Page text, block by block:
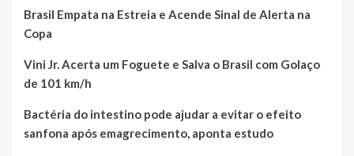
Brasil Empata na Estreia e Acende Sinal de Alerta na
Copa
Vini Jr. Acerta um Foguete e Salva o Brasil com Golaço
de 101 km/h
Bactéria do intestino pode ajudar a evitar o efeito
sanfona após emagrecimento, aponta estudo